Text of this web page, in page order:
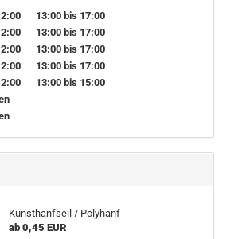
13:00 bis 17:00
13:00 bis 17:00
13:00 bis 17:00
13:00 bis 17:00
13:00 bis 15:00
Kunsthanfseil / Polyhanf
ab 0,45 EUR